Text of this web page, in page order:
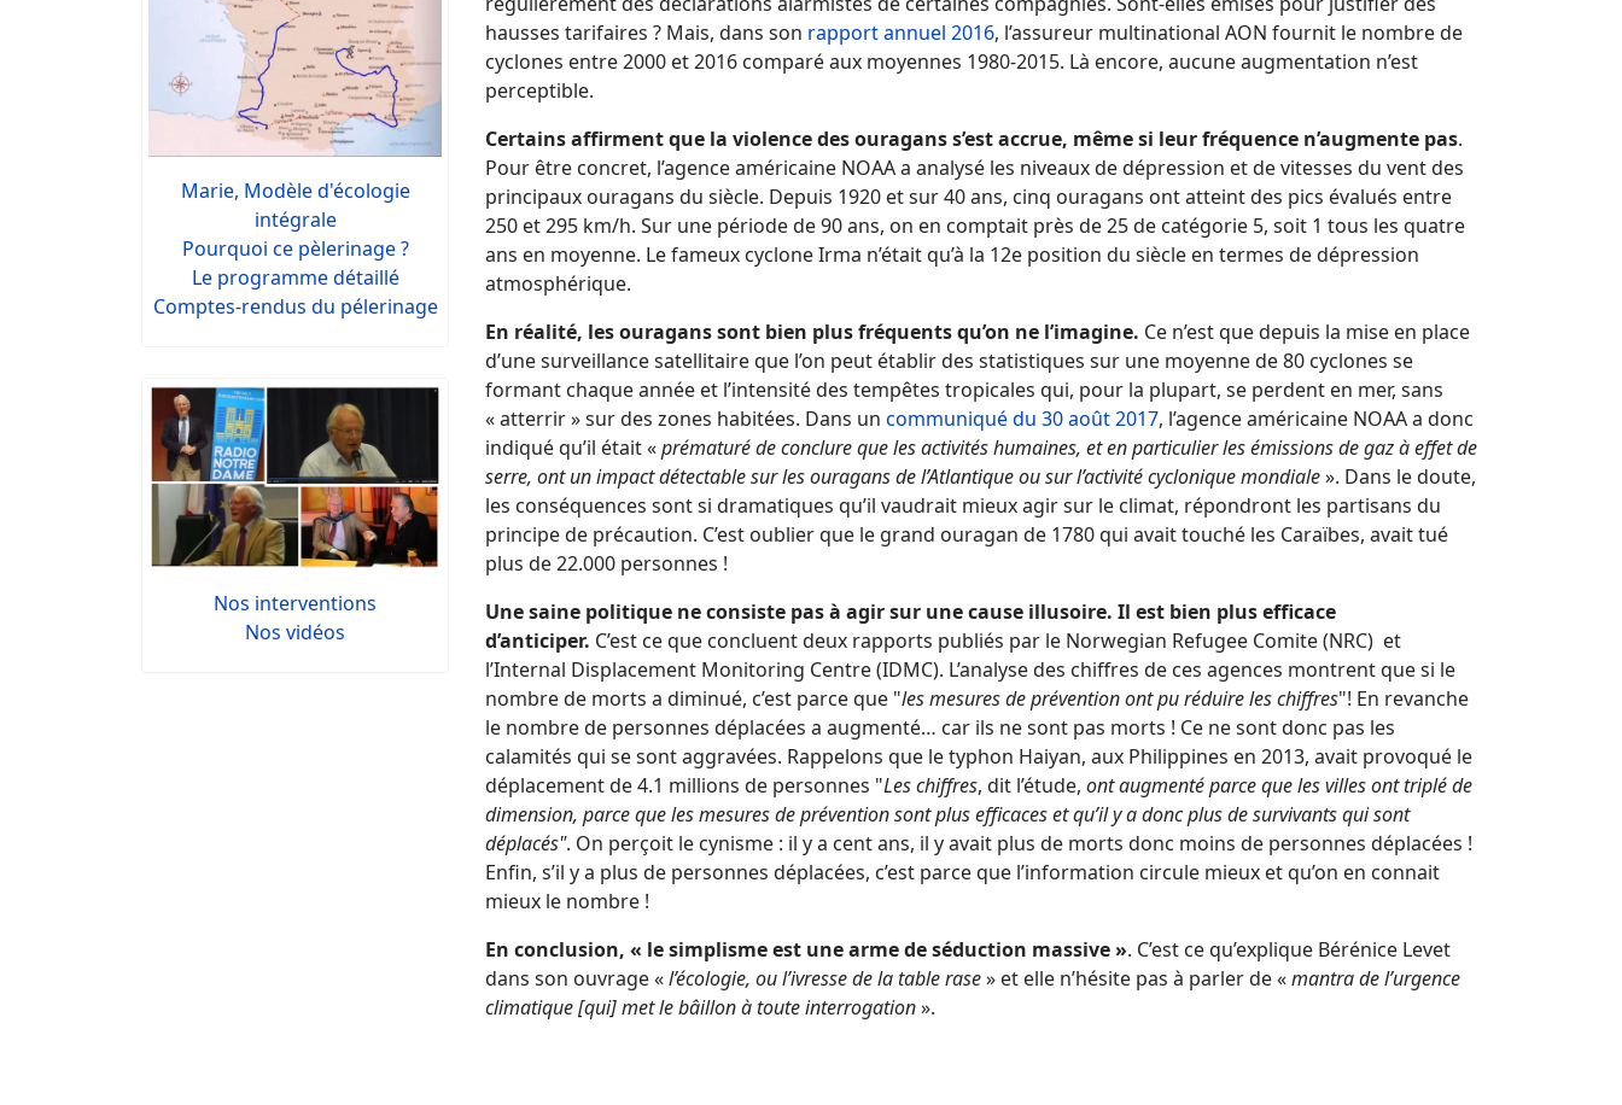
Marie, Modèle d'écologie
intégrale
Pourquoi ce pèlerinage ?
Le programme détaillé
Comptes-rendus du pélerinage
Nos interventions
Nos vidéos
hausses tarifaires ? Mais, dans son rapport annuel 2016, l’assureur multinational AON fournit le nombre de
cyclones entre 2000 et 2016 comparé aux moyennes 1980-2015. Là encore, aucune augmentation n’est
perceptible.
Certains affirment que la violence des ouragans s’est accrue, même si leur fréquence n’augmente pas.
Pour être concret, l’agence américaine NOAA a analysé les niveaux de dépression et de vitesses du vent des
principaux ouragans du siècle. Depuis 1920 et sur 40 ans, cinq ouragans ont atteint des pics évalués entre
250 et 295 km/h. Sur une période de 90 ans, on en comptait près de 25 de catégorie 5, soit 1 tous les quatre
ans en moyenne. Le fameux cyclone Irma n’était qu’à la 12e position du siècle en termes de dépression
atmosphérique.
En réalité, les ouragans sont bien plus fréquents qu’on ne l’imagine. Ce n’est que depuis la mise en place
d’une surveillance satellitaire que l’on peut établir des statistiques sur une moyenne de 80 cyclones se
formant chaque année et l’intensité des tempêtes tropicales qui, pour la plupart, se perdent en mer, sans
« atterrir » sur des zones habitées. Dans un communiqué du 30 août 2017, l’agence américaine NOAA a donc
indiqué qu’il était «prématuré de conclure que les activités humaines, et en particulier les émissions de gaz à effet de
serre, ont un impact détectable sur les ouragans de l’Atlantique ou sur l’activité cyclonique mondiale». Dans le doute,
les conséquences sont si dramatiques qu’il vaudrait mieux agir sur le climat, répondront les partisans du
principe de précaution. C’est oublier que le grand ouragan de 1780 qui avait touché les Caraïbes, avait tué
plus de 22.000 personnes !
Une saine politique ne consiste pas à agir sur une cause illusoire. Il est bien plus efficace
d’anticiper. C’est ce que concluent deux rapports publiés par le Norwegian Refugee Comite (NRC) et
l’Internal Displacement Monitoring Centre (IDMC). L’analyse des chiffres de ces agences montrent que si le
nombre de morts a diminué, c’est parce que "les mesures de prévention ont pu réduire les chiffres"! En revanche
le nombre de personnes déplacées a augmenté… car ils ne sont pas morts ! Ce ne sont donc pas les
calamités qui se sont aggravées. Rappelons que le typhon Haiyan, aux Philippines en 2013, avait provoqué le
déplacement de 4.1 millions de personnes "Les chiffres, dit l’étude, ont augmenté parce que les villes ont triplé de
dimension, parce que les mesures de prévention sont plus efficaces et qu’il y a donc plus de survivants qui sont
déplacés". On perçoit le cynisme : il y a cent ans, il y avait plus de morts donc moins de personnes déplacées !
Enfin, s’il y a plus de personnes déplacées, c’est parce que l’information circule mieux et qu’on en connait
mieux le nombre !
En conclusion, « le simplisme est une arme de séduction massive ». C’est ce qu’explique Bérénice Levet
dans son ouvrage «l’écologie, ou l’ivresse de la table rase» et elle n’hésite pas à parler de «mantra de l’urgence
climatique [qui] met le bâillon à toute interrogation».